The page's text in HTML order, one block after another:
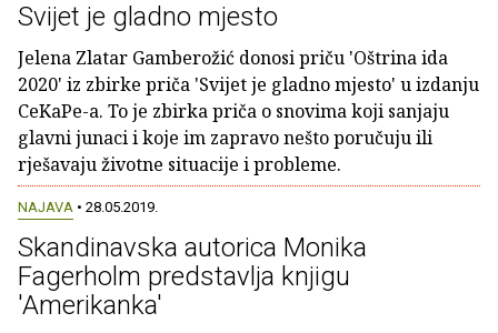
Svijet je gladno mjesto
Jelena Zlatar Gamberožić donosi priču 'Oštrina ida
2020' iz zbirke priča 'Svijet je gladno mjesto' u izdanju
CeKaPe-a. To je zbirka priča o snovima koji sanjaju
glavni junaci i koje im zapravo nešto poručuju ili
rješavaju životne situacije i probleme.
NAJAVA • 28.05.2019.
Skandinavska autorica Monika
Fagerholm predstavlja knjigu
'Amerikanka'